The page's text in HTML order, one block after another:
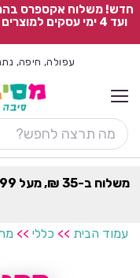
ועד 4 ימי עסקים
עפולה, חיפה,
עמוד הבית >> כללי >>